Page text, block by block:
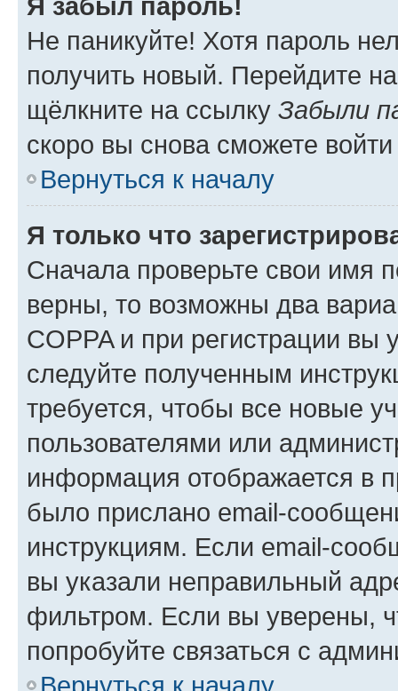
Не паникуйте! Хотя пароль
получить новый. Перейдите
щёлкните на ссылку Забыли
скоро вы снова сможете
Вернуться к началу
Я только что
Сначала проверьте свои имя
верны, то возможны два
COPPA и при регистрации вы
следуйте полученным
требуется, чтобы все новые
пользователями или
информация отображается в
было прислано email-
инструкциям. Если email-
вы указали неправильный
фильтром. Если вы уверены,
попробуйте связаться с
Вернуться к началу